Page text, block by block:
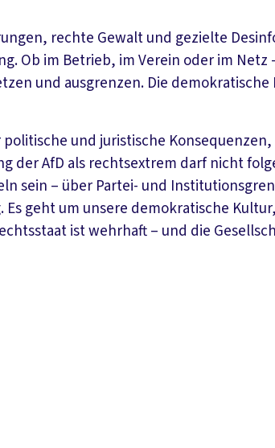
rechte Gewalt und gezielte
Ob im Betrieb, im Verein oder im Netz
und ausgrenzen. Die
und juristische
der AfD als rechtsextrem darf nicht
sein – über Partei- und
geht um unsere demokratische
ist wehrhaft – und die